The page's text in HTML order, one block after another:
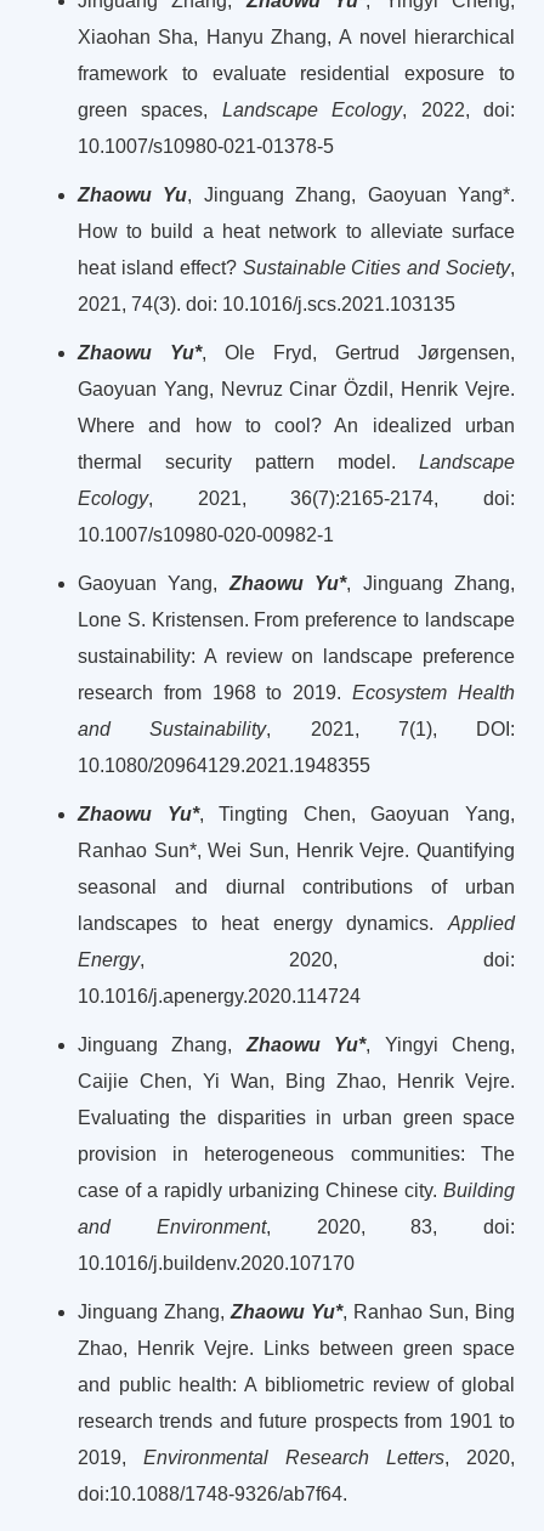
Xiaohan Sha, Hanyu Zhang, A novel hierarchical
framework to evaluate residential exposure to
green spaces, Landscape Ecology, 2022, doi:
10.1007/s10980-021-01378-5
Zhaowu Yu, Jinguang Zhang, Gaoyuan Yang*.
How to build a heat network to alleviate surface
heat island effect? Sustainable Cities and Society,
2021, 74(3). doi: 10.1016/j.scs.2021.103135
Zhaowu Yu*, Ole Fryd, Gertrud Jørgensen,
Gaoyuan Yang, Nevruz Cinar Özdil, Henrik Vejre.
Where and how to cool? An idealized urban
thermal security pattern model.Landscape
Ecology, 2021, 36(7):2165-2174, doi:
10.1007/s10980-020-00982-1
Gaoyuan Yang,Zhaowu Yu*, Jinguang Zhang,
Lone S. Kristensen. From preference to landscape
sustainability: A review on landscape preference
research from 1968 to 2019.Ecosystem Health
and Sustainability, 2021, 7(1), DOI:
10.1080/20964129.2021.1948355
Zhaowu Yu*, Tingting Chen, Gaoyuan Yang,
Ranhao Sun*, Wei Sun, Henrik Vejre. Quantifying
seasonal and diurnal contributions of urban
landscapes to heat energy dynamics.Applied
Energy, 2020, doi:
10.1016/j.apenergy.2020.114724
Jinguang Zhang,Zhaowu Yu*, Yingyi Cheng,
Caijie Chen, Yi Wan, Bing Zhao, Henrik Vejre.
Evaluating the disparities in urban green space
provision in heterogeneous communities: The
case of a rapidly urbanizing Chinese city.Building
and Environment, 2020, 83, doi:
10.1016/j.buildenv.2020.107170
Jinguang Zhang,Zhaowu Yu*, Ranhao Sun, Bing
Zhao, Henrik Vejre. Links between green space
and public health: A bibliometric review of global
research trends and future prospects from 1901 to
2019, Environmental Research Letters, 2020,
doi:10.1088/1748-9326/ab7f64.